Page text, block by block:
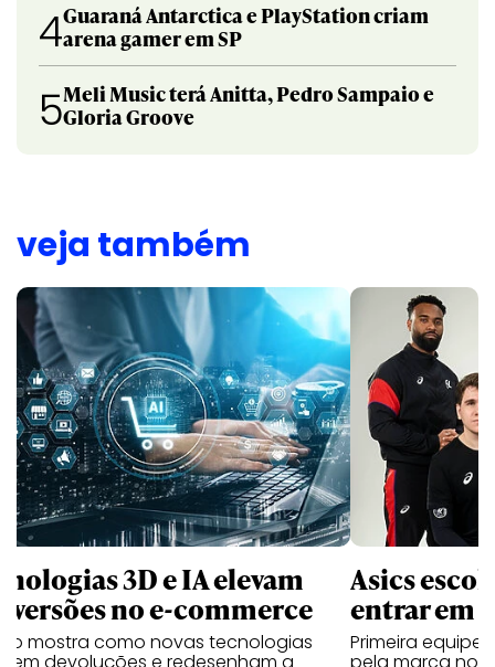
4Guaraná Antarctica e PlayStation criam
arena gamer em SP
5Meli Music terá Anitta, Pedro Sampaio e
Gloria Groove
veja também
3D e IA elevam
no e-commerce
mostra como novas tecnologias
devoluções e redesenham a
Asics
entrar em
Primeira
pela marca no